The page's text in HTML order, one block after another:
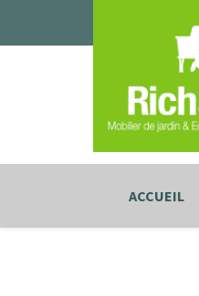
ACCUEIL